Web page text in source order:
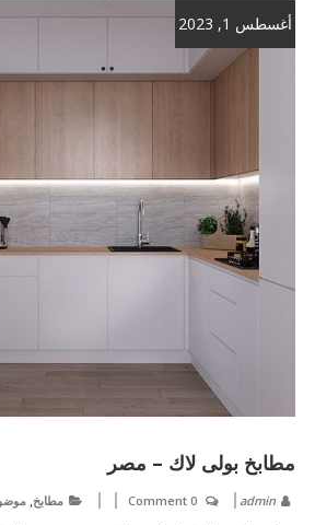
أغسطس 1, 2023
مطابخ بولى لاك – مصر
admin
0 Comment مطابخ,